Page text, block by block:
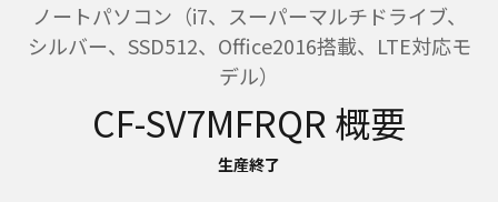
ノートパソコン（i7、スーパーマルチドライブ、
シルバー、SSD512、Office2016搭載、LTE対応モ
デル）
CF-SV7MFRQR 概要
生産終了